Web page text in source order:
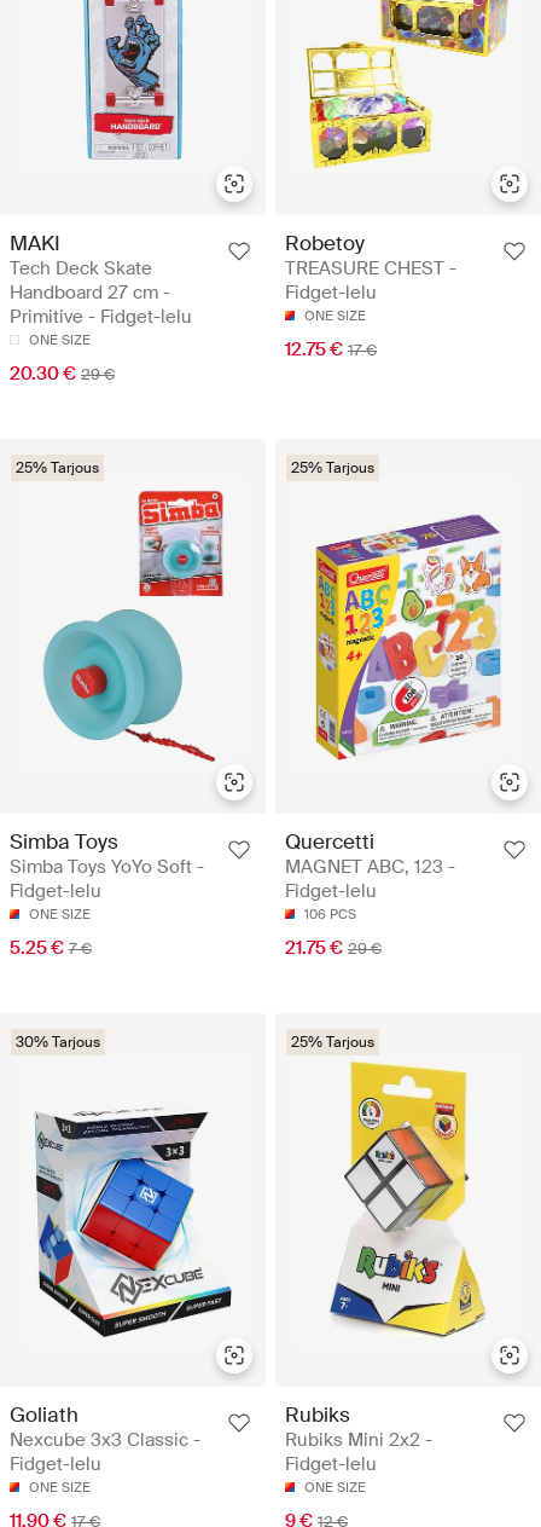
MAKI
Tech Deck Skate
Handboard 27 cm -
Primitive - Fidget-lelu
ONE SIZE
20.30 € 29 €
Robetoy
TREASURE CHEST -
Fidget-lelu
ONE SIZE
12.75 € 17 €
25% Tarjous
Simba Toys
Simba Toys YoYo Soft -
Fidget-lelu
ONE SIZE
5.25 € 7 €
25% Tarjous
Quercetti
MAGNET ABC, 123 -
Fidget-lelu
106 PCS
21.75 € 29 €
30% Tarjous
Goliath
Nexcube 3x3 Classic -
Fidget-lelu
ONE SIZE
11.90 € 17 €
25% Tarjous
Rubiks
Rubiks Mini 2x2 -
Fidget-lelu
ONE SIZE
9 € 12 €